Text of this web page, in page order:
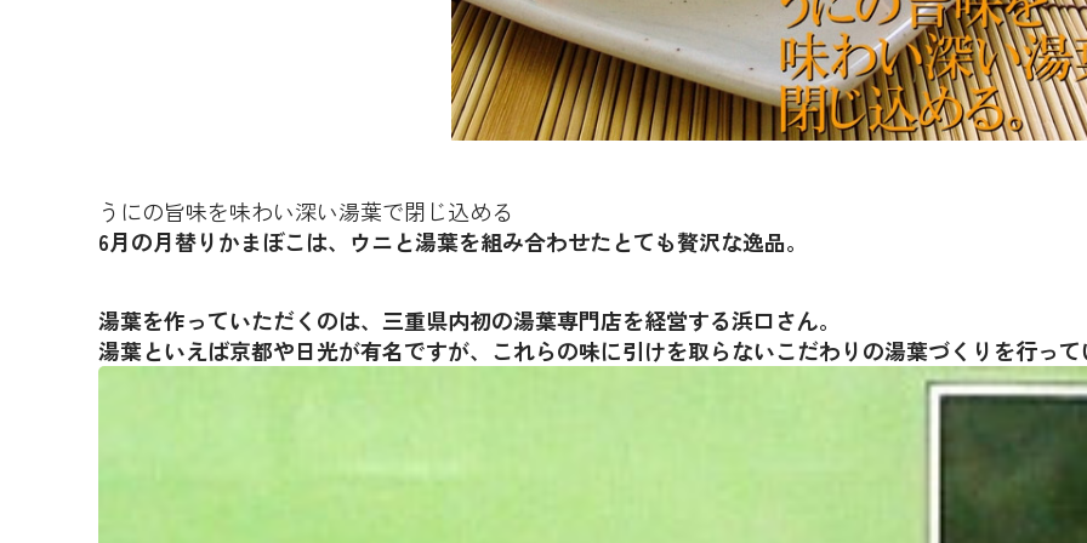
うにの旨味を味わい深い湯葉で閉じ込める
6月の月替りかまぼこは、ウニと湯葉を組み合わせたとても贅沢な逸品。
湯葉を作っていただくのは、三重県内初の湯葉専門店を経営する浜口さん。
湯葉といえば京都や日光が有名ですが、これらの味に引けを取らないこだわりの湯葉づくりを行っ